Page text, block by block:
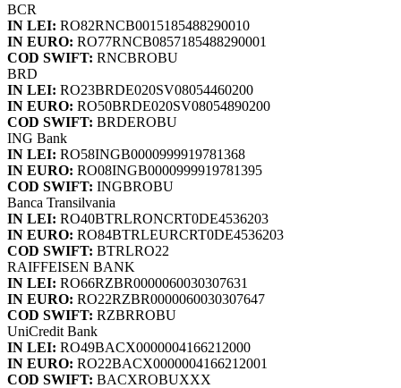
BCR
IN LEI: RO82RNCB0015185488290010
IN EURO: RO77RNCB0857185488290001
COD SWIFT: RNCBROBU
BRD
IN LEI: RO23BRDE020SV08054460200
IN EURO: RO50BRDE020SV08054890200
COD SWIFT: BRDEROBU
ING Bank
IN LEI: RO58INGB0000999919781368
IN EURO: RO08INGB0000999919781395
COD SWIFT: INGBROBU
Banca Transilvania
IN LEI: RO40BTRLRONCRT0DE4536203
IN EURO: RO84BTRLEURCRT0DE4536203
COD SWIFT: BTRLRO22
RAIFFEISEN BANK
IN LEI: RO66RZBR0000060030307631
IN EURO: RO22RZBR0000060030307647
COD SWIFT: RZBRROBU
UniCredit Bank
IN LEI: RO49BACX0000004166212000
IN EURO: RO22BACX0000004166212001
COD SWIFT: BACXROBUXXX